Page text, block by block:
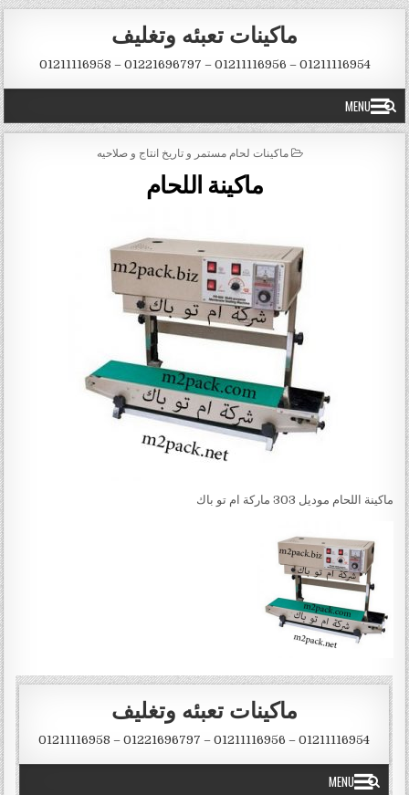
Skip to content
ماكينات تعبئه وتغليف
01211116954 – 01211116956 – 01221696797 – 01211116958
MENU
POSTED IN
ماكينات لحام مستمر و تاريخ انتاج و صلاحيه
ماكينة اللحام
ماكينة اللحام موديل 303 ماركة ام تو باك